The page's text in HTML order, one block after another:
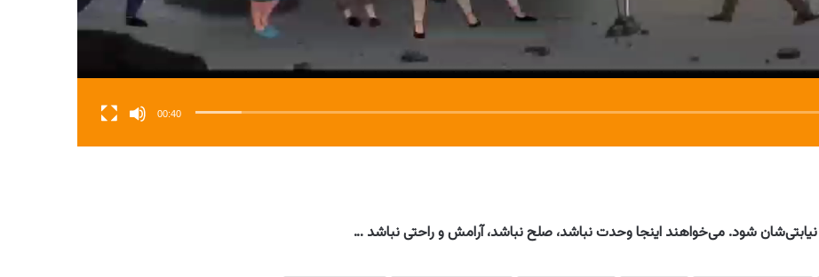
00:40
شود. می‌خواهند اینجا وحدت نباشد، صلح نباشد، آرامش و راحتی نباشد …